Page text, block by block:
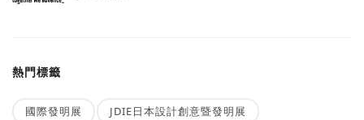
熱門標籤
國際發明展 JDIE日本設計創意暨發明展